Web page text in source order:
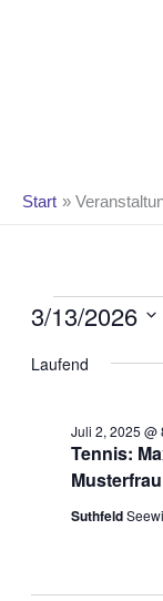
Start
für
März
13,2026
3/13/2026
wählen.
Laufend
Tennis:
Musterfrau
Juli 2, 2025 @
Suthfeld